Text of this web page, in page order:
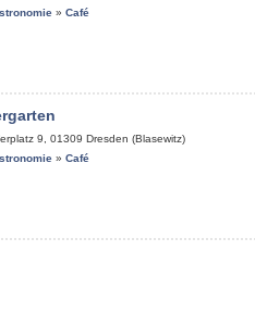
» Café
9 01309 Dresden (Blasewitz)
» Café